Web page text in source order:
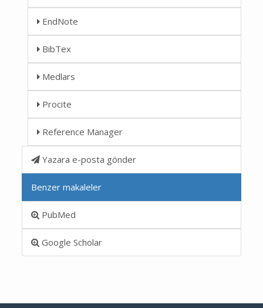
EndNote
BibTex
Medlars
Procite
Reference Manager
Yazara e-posta gönder
Benzer makaleler
PubMed
Google Scholar